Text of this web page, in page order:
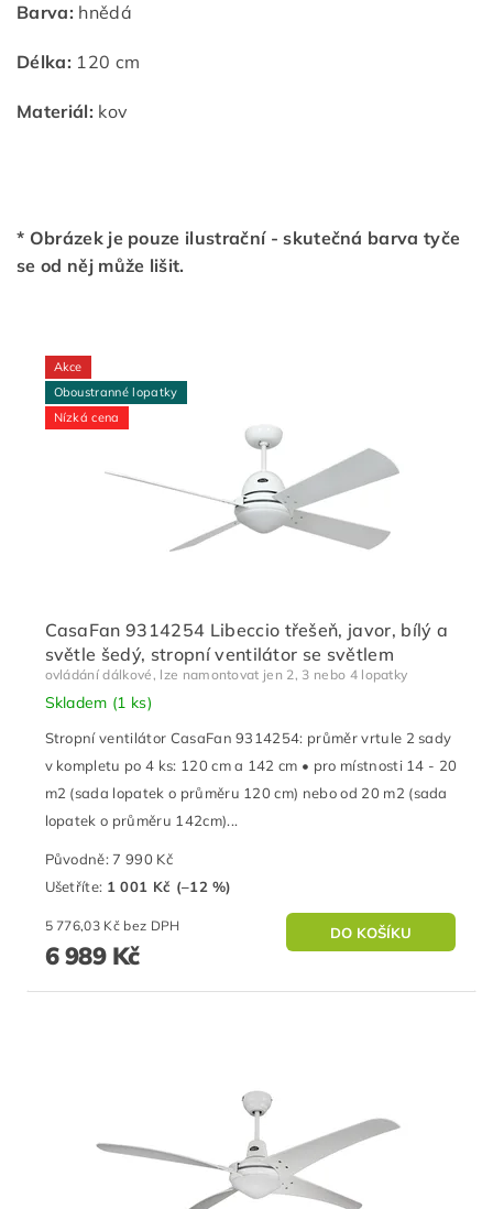
Barva: hnědá
Délka: 120 cm
Materiál: kov
* Obrázek je pouze ilustrační - skutečná barva tyče
se od něj může lišit.
Akce
Oboustranné lopatky
Nízká cena
CasaFan 9314254 Libeccio třešeň, javor, bílý a
světle šedý, stropní ventilátor se světlem
ovládání dálkové, lze namontovat jen 2, 3 nebo 4 lopatky
Skladem (1 ks)
Stropní ventilátor CasaFan 9314254: průměr vrtule 2 sady
v kompletu po 4 ks: 120 cm a 142 cm • pro místnosti 14 - 20
m2 (sada lopatek o průměru 120 cm) nebo od 20 m2 (sada
lopatek o průměru 142cm)...
Původně: 7 990 Kč
Ušetříte: 1 001 Kč (–12 %)
5 776,03 Kč bez DPH
6 989 Kč